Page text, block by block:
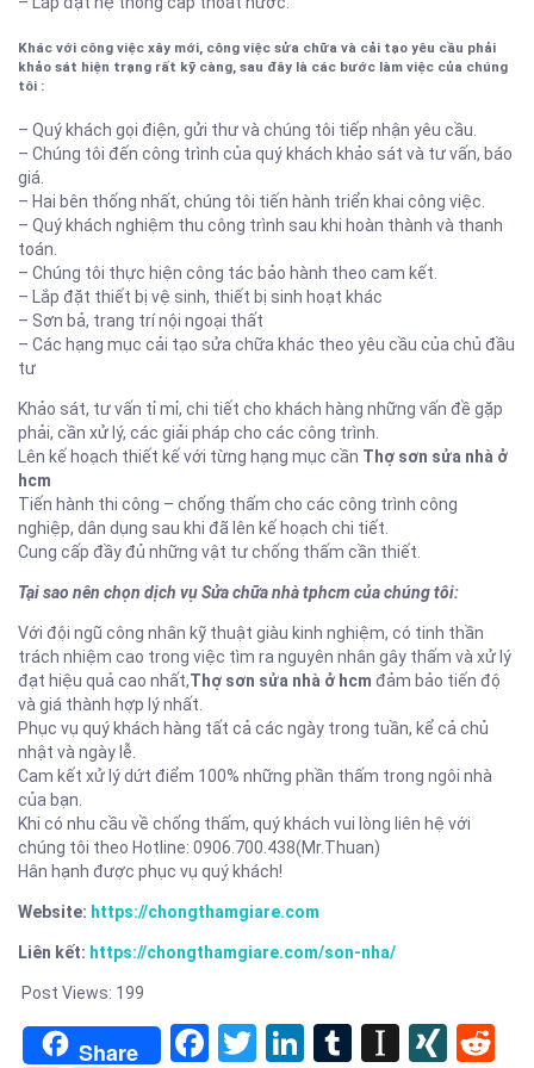
Khác với công việc xây mới, công việc sửa chữa và cải tạo yêu cầu phải
khảo sát hiện trạng rất kỹ càng, sau đây là các bước làm việc của chúng
tôi :
– Quý khách gọi điện, gửi thư và chúng tôi tiếp nhận yêu cầu.
– Chúng tôi đến công trình của quý khách khảo sát và tư vấn, báo
giá.
– Hai bên thống nhất, chúng tôi tiến hành triển khai công việc.
– Quý khách nghiệm thu công trình sau khi hoàn thành và thanh
toán.
– Chúng tôi thực hiện công tác bảo hành theo cam kết.
– Lắp đặt thiết bị vệ sinh, thiết bị sinh hoạt khác
– Sơn bả, trang trí nội ngoại thất
– Các hạng mục cải tạo sửa chữa khác theo yêu cầu của chủ đầu
tư
Khảo sát, tư vấn tỉ mỉ, chi tiết cho khách hàng những vấn đề gặp
phải, cần xử lý, các giải pháp cho các công trình.
Lên kế hoạch thiết kế với từng hạng mục cần Thợ sơn sửa nhà ở
hcm
Tiến hành thi công – chống thấm cho các công trình công
nghiệp, dân dụng sau khi đã lên kế hoạch chi tiết.
Cung cấp đầy đủ những vật tư chống thấm cần thiết.
Tại sao nên chọn dịch vụ Sửa chữa nhà tphcm của chúng tôi:
Với đội ngũ công nhân kỹ thuật giàu kinh nghiệm, có tinh thần
trách nhiệm cao trong việc tìm ra nguyên nhân gây thấm và xử lý
đạt hiệu quả cao nhất,Thợ sơn sửa nhà ở hcm đảm bảo tiến độ
và giá thành hợp lý nhất.
Phục vụ quý khách hàng tất cả các ngày trong tuần, kể cả chủ
nhật và ngày lễ.
Cam kết xử lý dứt điểm 100% những phần thấm trong ngôi nhà
của bạn.
Khi có nhu cầu về chống thấm, quý khách vui lòng liên hệ với
chúng tôi theo Hotline: 0906.700.438(Mr.Thuan)
Hân hạnh được phục vụ quý khách!
Website: https://chongthamgiare.com
Liên kết: https://chongthamgiare.com/son-nha/
Post Views: 199
Share Facebook
TwitterLinkedIn
Tumblr